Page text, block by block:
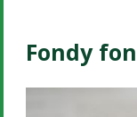
Fondy